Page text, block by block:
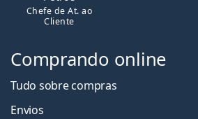
Chefe de At. ao
Cliente
Comprando online
Tudo sobre compras
Envios